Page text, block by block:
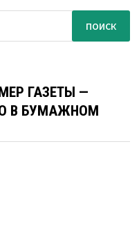
ГАЗЕТЫ —
В БУМАЖНОМ